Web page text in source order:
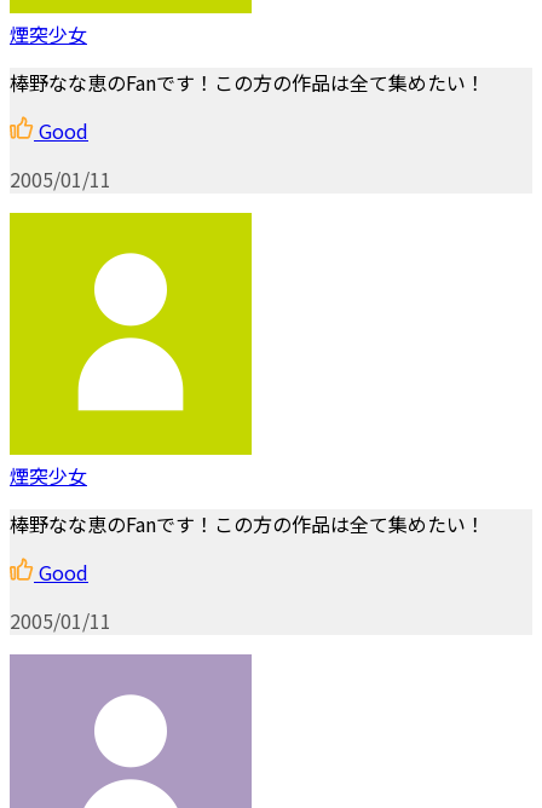
煙突少女
棒野なな恵のFanです！この方の作品は全て集めたい！
Good
2005/01/11
煙突少女
棒野なな恵のFanです！この方の作品は全て集めたい！
Good
2005/01/11